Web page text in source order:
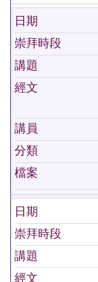
日期
崇拜時段
講題
經文
講員
分類
檔案
日期
崇拜時段
講題
經文